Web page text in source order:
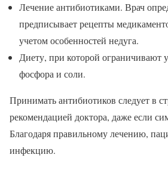
Лечение антибиотиками. Врач
предписывает рецепты
учетом особенностей недуга.
Диету, при которой ограничивают
фосфора и соли.
Принимать антибиотиков следует в
рекомендацией доктора, даже если
Благодаря правильному лечению,
инфекцию.